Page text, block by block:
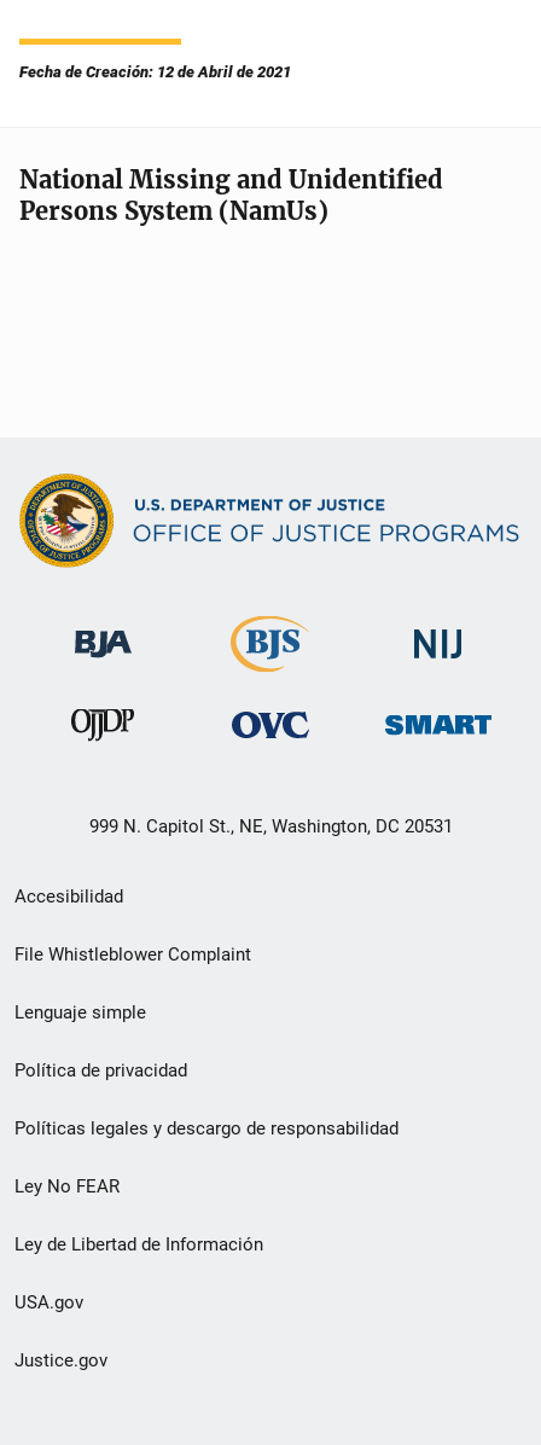
Fecha de Creación: 12 de Abril de 2021
National Missing and Unidentified
Persons System (NamUs)
999 N. Capitol St., NE, Washington, DC 20531
Menú
de
de
pie
de
página
Accesibilidad
File Whistleblower Complaint
Lenguaje simple
Política de privacidad
Políticas legales y descargo de responsabilidad
Ley No FEAR
Ley de Libertad de Información
USA.gov
Justice.gov